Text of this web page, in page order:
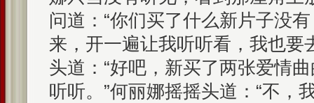
问道：“你们买了什么新片子没
来，开一遍让我听听看，我也要
头道：“好吧，新买了两张爱情
听听。”何丽娜摇摇头道：“不，